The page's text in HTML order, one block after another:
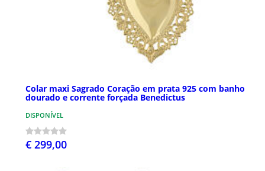
Colar maxi Sagrado Coração em prata 925 com banho
dourado e corrente forçada Benedictus
DISPONÍVEL
€ 299,00